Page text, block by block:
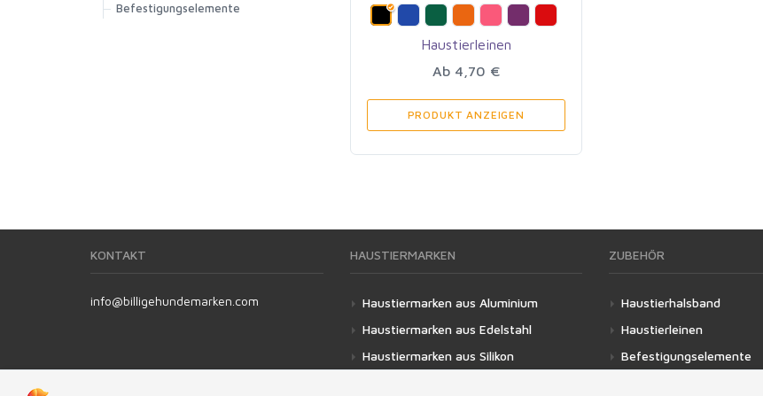
Haustierleinen
Ab 4,70 €
PRODUKT ANZEIGEN
Befestigungselemente
KONTAKT
info@billigehundemarken.com
HAUSTIERMARKEN
Haustiermarken aus Aluminium
Haustiermarken aus Edelstahl
Haustiermarken aus Silikon
ZUBEHÖR
Haustierhalsband
Haustierleinen
Befestigungselemente